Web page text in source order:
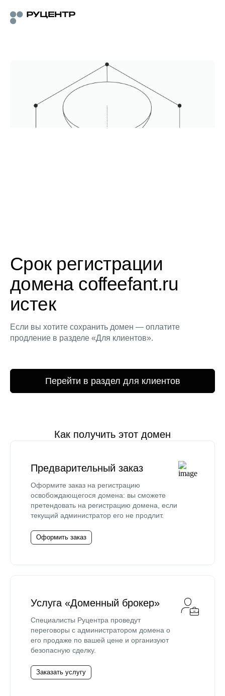
Срок регистрации
домена coffeefant.ru
истек
Если вы хотите сохранить домен — оплатите
продление в разделе «Для клиентов».
Перейти в раздел для клиентов
Как получить этот домен
Предварительный заказ
Оформите заказ на регистрацию
освобождающегося домена: вы сможете
претендовать на регистрацию домена, если
текущий администратор его не продлит.
Оформить заказ
Услуга «Доменный брокер»
Специалисты Руцентра проведут
переговоры с администратором домена о
его продаже по вашей цене и организуют
безопасную сделку.
Заказать услугу